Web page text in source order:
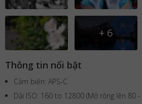
+ 6
Thông tin nổi bật
Cảm biến: APS-C
Dải ISO: 160 to 12800 (Mở rộng lên 80